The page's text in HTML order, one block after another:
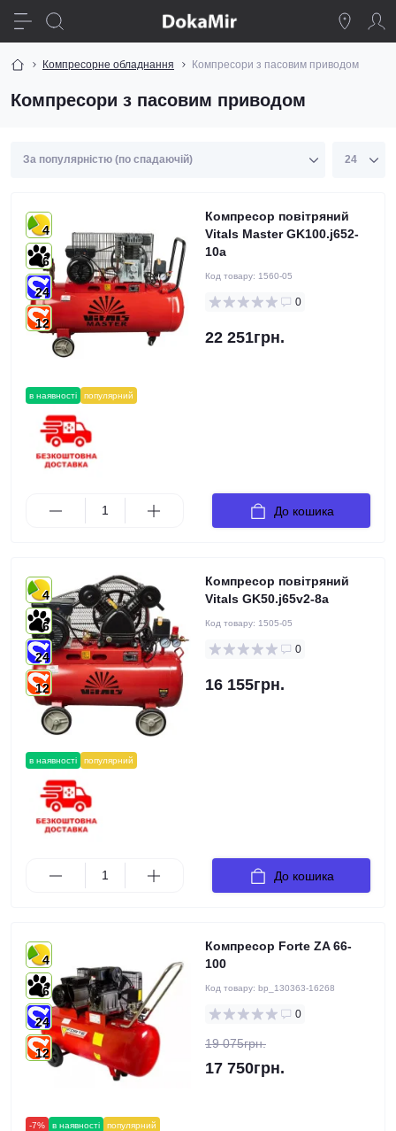
Компресорне обладнання Компресори з пасовим приводом
Компресори з пасовим приводом
в наявності популярний
4
6
24
12
Компресор повітряний
Vitals Master GK100.j652-
10a
Код товару: 1560-05
0
22 251грн.
До кошика
в наявності популярний
4
6
24
12
Компресор повітряний
Vitals GK50.j65v2-8a
Код товару: 1505-05
0
16 155грн.
До кошика
-7% в наявності популярний
4
6
24
12
Компресор Forte ZA 66-
100
Код товару: bp_130363-16268
0
19 075грн.
17 750грн.